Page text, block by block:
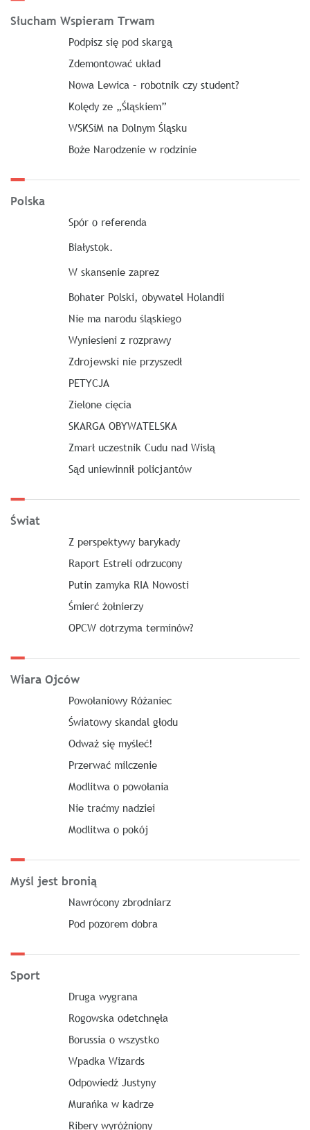
Słucham Wspieram Trwam
Podpisz się pod skargą
Zdemontować układ
Nowa Lewica – robotnik czy student?
Kolędy ze „Śląskiem”
WSKSiM na Dolnym Śląsku
Boże Narodzenie w rodzinie
Polska
Spór o referenda
Białystok.
W skansenie zaprez
Bohater Polski, obywatel Holandii
Nie ma narodu śląskiego
Wyniesieni z rozprawy
Zdrojewski nie przyszedł
PETYCJA
Zielone cięcia
SKARGA OBYWATELSKA
Zmarł uczestnik Cudu nad Wisłą
Sąd uniewinnił policjantów
Świat
Z perspektywy barykady
Raport Estreli odrzucony
Putin zamyka RIA Nowosti
Śmierć żołnierzy
OPCW dotrzyma terminów?
Wiara Ojców
Powołaniowy Różaniec
Światowy skandal głodu
Odważ się myśleć!
Przerwać milczenie
Modlitwa o powołania
Nie traćmy nadziei
Modlitwa o pokój
Myśl jest bronią
Nawrócony zbrodniarz
Pod pozorem dobra
Sport
Druga wygrana
Rogowska odetchnęła
Borussia o wszystko
Wpadka Wizards
Odpowiedź Justyny
Murańka w kadrze
Ribery wyróżniony